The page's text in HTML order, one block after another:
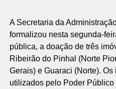
A Secretaria da
formalizou nesta segunda-
pública, a doação de três
Ribeirão do Pinhal (Norte
Gerais) e Guaraci (Norte).
utilizados pelo Poder Público